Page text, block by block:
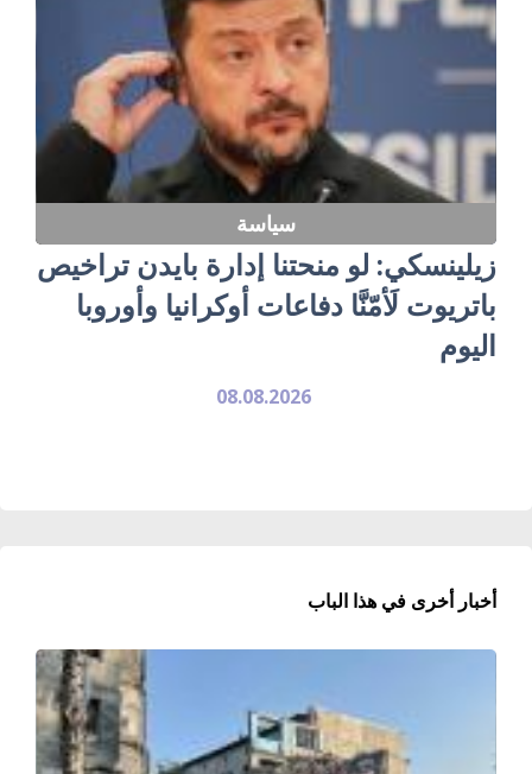
سياسة
زيلينسكي: لو منحتنا إدارة بايدن تراخيص
باتريوت لَأمّنَّا دفاعات أوكرانيا وأوروبا
اليوم
08.08.2026
أخبار أخرى في هذا الباب